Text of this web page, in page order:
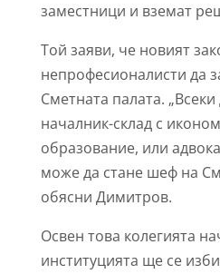
заместници и вземат
Той заяви, че новият
непрофесионалисти да
Сметната палата.
началник-склад с
образование, или
може да стане шеф на
обясни Димитров.
Освен това колегията
институцията ще се